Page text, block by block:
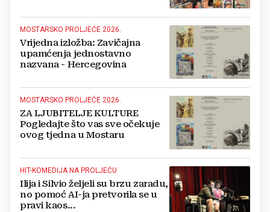
MOSTARSKO PROLJEĆE 2026.
Vrijedna izložba: Zavičajna
upamćenja jednostavno
nazvana - Hercegovina
MOSTARSKO PROLJEĆE 2026.
ZA LJUBITELJE KULTURE
Pogledajte što vas sve očekuje
ovog tjedna u Mostaru
HIT-KOMEDIJA NA PROLJEĆU
Ilija i Silvio željeli su brzu zaradu,
no pomoć AI-ja pretvorila se u
pravi kaos...